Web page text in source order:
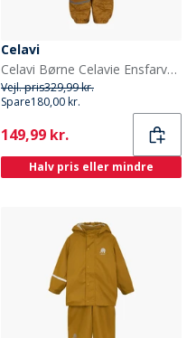
Celavi
Celavi Børne Celavie Ensfarvet Basis Termosæt Buckthorn Brown
Vejl. pris329,99 kr.
Spare180,00 kr.
Current
149,99 kr.
Halv pris eller mindre